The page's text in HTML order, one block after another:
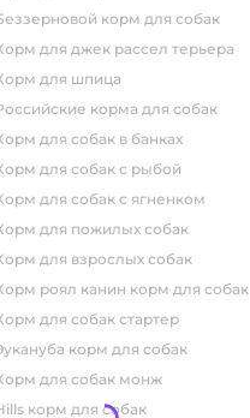
беззерновой корм для собак
корм для джек рассел терьера
корм для шпица
российские корма для собак
корм для собак в банках
корм для собак с рыбой
корм для собак с ягненком
корм для пожилых собак
корм для взрослых собак
корм роял канин корм для собак
корм для собак стартер
эукануба корм для собак
корм для собак монж
hills корм для собак